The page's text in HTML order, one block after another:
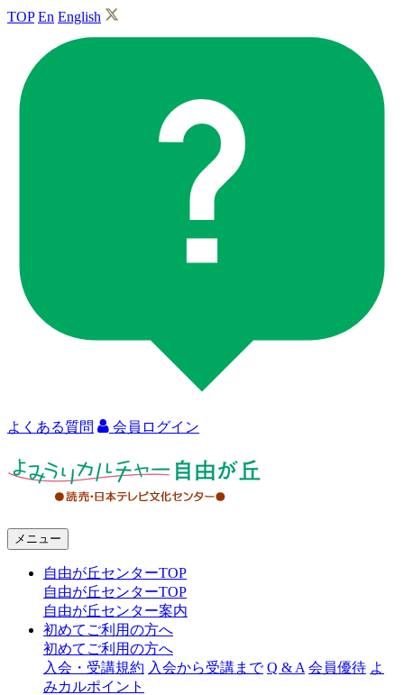
TOP En English
よくある質問 会員ログイン
ャ
メニュー
自由が丘センターTOP
自由が丘センターTOP
自由が丘センター案内
初めてご利用の方へ
初めてご利用の方へ
入会・受講規約 入会から受講まで Q & A 会員優待 よ
みカルポイント